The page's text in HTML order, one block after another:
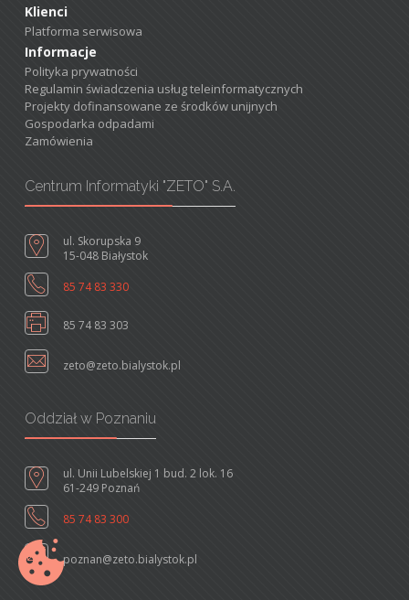
Klienci
Platforma serwisowa
Informacje
Polityka prywatności
Regulamin świadczenia usług teleinformatycznych
Projekty dofinansowane ze środków unijnych
Gospodarka odpadami
Zamówienia
Centrum Informatyki "ZETO" S.A.
ul. Skorupska 9
15-048 Białystok
85 74 83 330
85 74 83 303
zeto@zeto.bialystok.pl
Oddział w Poznaniu
ul. Unii Lubelskiej 1 bud. 2 lok. 16
61-249 Poznań
85 74 83 300
poznan@zeto.bialystok.pl